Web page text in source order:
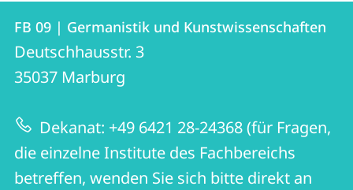
Kontakt
und
Informationen
zur
Website
Kontaktinformationen
FB
09
Germanistik
und
Kunstwissenschaften
FB 09 | Germanistik und Kunstwissenschaften
Deutschhausstr. 3
35037 Marburg
Dekanat: +49 6421 28-24368 (für Fragen,
die einzelne Institute des Fachbereichs
betreffen, wenden Sie sich bitte direkt an